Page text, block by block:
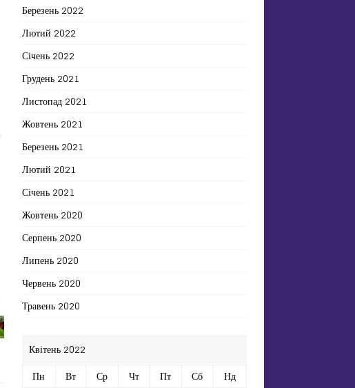
Березень 2022
Лютий 2022
Січень 2022
Грудень 2021
Листопад 2021
Жовтень 2021
Березень 2021
Лютий 2021
Січень 2021
Жовтень 2020
Серпень 2020
Липень 2020
Червень 2020
Травень 2020
Квітень 2022
Пн
Вт Ср Чт Пт Сб
Нд